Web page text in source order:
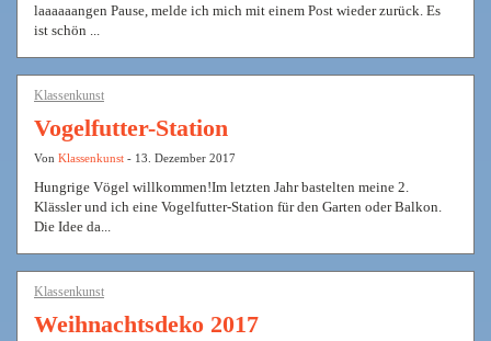
laaaaaangen Pause, melde ich mich mit einem Post wieder zurück. Es
ist schön ...
Klassenkunst
Vogelfutter-Station
Von Klassenkunst - 13. Dezember 2017
Hungrige Vögel willkommen!Im letzten Jahr bastelten meine 2.
Klässler und ich eine Vogelfutter-Station für den Garten oder Balkon.
Die Idee da...
Klassenkunst
Weihnachtsdeko 2017